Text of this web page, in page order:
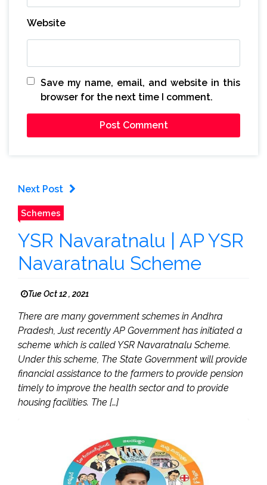
Website
Save my name, email, and website in this
browser for the next time I comment.
Next Post
Schemes
YSR Navaratnalu | AP YSR
Navaratnalu Scheme
Tue Oct 12 , 2021
There are many government schemes in Andhra
Pradesh, Just recently AP Government has initiated a
scheme which is called YSR Navaratnalu Scheme.
Under this scheme, The State Government will provide
financial assistance to the farmers to provide pension
timely to improve the health sector and to provide
housing facilities. The […]